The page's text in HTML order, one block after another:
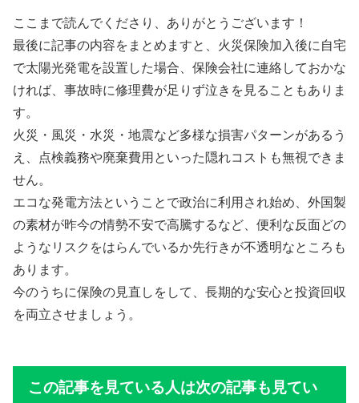
ここまで読んでくださり、ありがとうございます！
最後に記事の内容をまとめますと、火災保険加入後に自宅
で太陽光発電を設置した場合、保険会社に連絡しておかな
ければ、事故時に修理費が足りず泣きを見ることもありま
す。
火災・風災・水災・地震など多様な損害パターンがあるう
え、点検義務や廃棄費用といった隠れコストも無視できま
せん。
エコな発電方法ということで政治に利用され始め、外国製
の素材が昨今の情勢不安で高騰するなど、便利な反面どの
ようなリスクをはらんでいるか先行きが不透明なところも
あります。
今のうちに保険の見直しをして、長期的な安心と投資回収
を両立させましょう。
この記事を見ている人は次の記事も見てい